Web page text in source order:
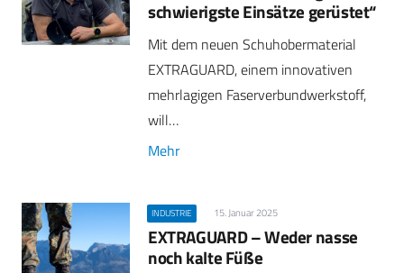
schwierigste Einsätze gerüstet“
Mit dem neuen Schuhobermaterial
EXTRAGUARD, einem innovativen
mehrlagigen Faserverbundwerkstoff,
will…
Mehr
INDUSTRIE 15. Januar 2025
EXTRAGUARD – Weder nasse
noch kalte Füße